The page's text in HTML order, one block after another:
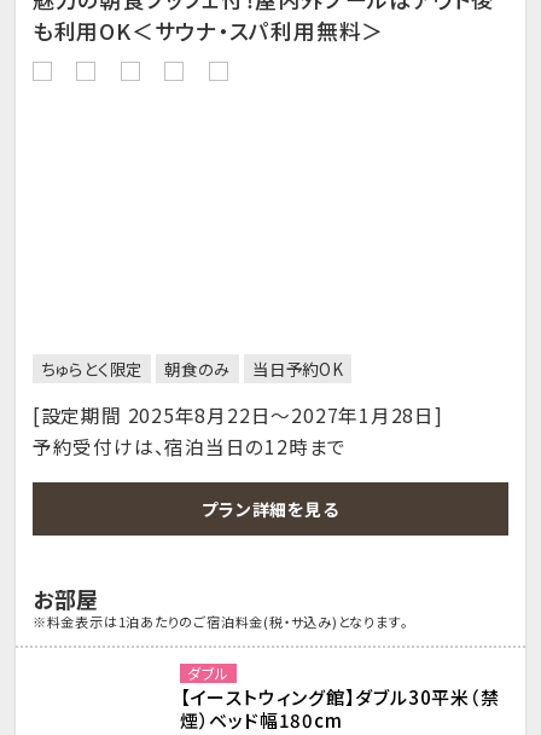
も利用OK＜サウナ・スパ利用無料＞
ちゅらとく限定 朝食のみ 当日予約OK
[設定期間 2025年8月22日～2027年1月28日]
予約受付けは、宿泊当日の12時まで
プラン詳細を見る
お部屋
※料金表示は1泊あたりのご宿泊料金(税・サ込み)となります。
ダブル
【イーストウィング館】ダブル30平米（禁
煙）ベッド幅180cm